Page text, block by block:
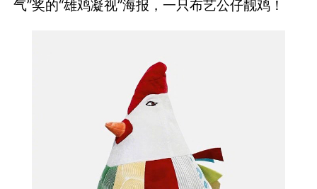
气”奖的“雄鸡凝视”海报，一只布艺公仔靓鸡！